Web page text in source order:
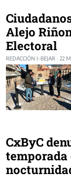
Alejo
Electoral
REDACCIÓN I-BEJAR · 22
CxByC
temporada